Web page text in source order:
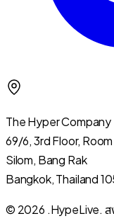
The Hyper
69/6, 3rd Floor,
Silom, Bang Rak
Bangkok, Thailand
© 2026 .HypeLive. ส